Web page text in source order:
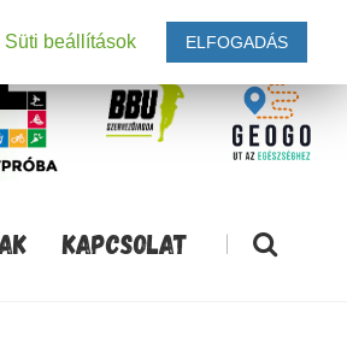
KAPCSOLAT |
Süti beállítások ELFOGADÁS